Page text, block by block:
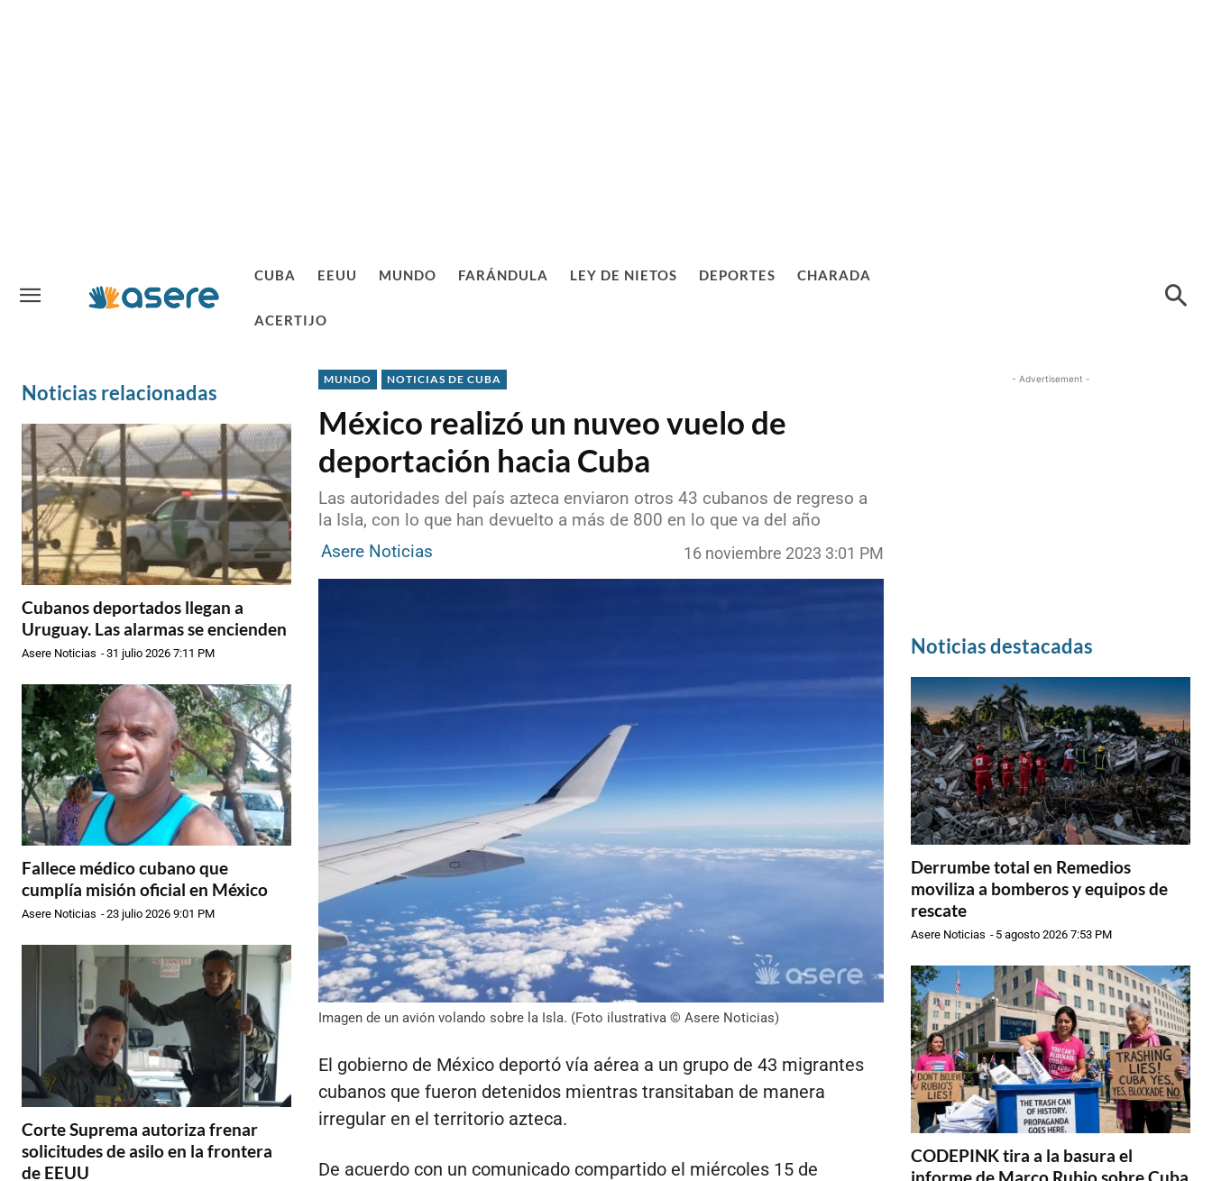
CUBA EEUU MUNDO FARÁNDULA LEY DE NIETOS DEPORTES CHARADA
ACERTIJO
Noticias relacionadas
Cubanos deportados llegan a
Uruguay. Las alarmas se encienden
Asere Noticias -31 julio 2026 7:11 PM
Fallece médico cubano que
cumplía misión oficial en México
Asere Noticias -23 julio 2026 9:01 PM
Corte Suprema autoriza frenar
solicitudes de asilo en la frontera
de EEUU
MUNDO NOTICIAS DE CUBA
México realizó un nuveo vuelo de
deportación hacia Cuba
Las autoridades del país azteca enviaron otros 43 cubanos de regreso a
la Isla, con lo que han devuelto a más de 800 en lo que va del año
Asere Noticias
16 noviembre 2023 3:01 PM
Imagen de un avión volando sobre la Isla. (Foto ilustrativa © Asere Noticias)
El gobierno de México deportó vía aérea a un grupo de 43 migrantes
cubanos que fueron detenidos mientras transitaban de manera
irregular en el territorio azteca.
De acuerdo con un comunicado compartido el miércoles 15 de
- Advertisement -
Noticias destacadas
Derrumbe total en Remedios
moviliza a bomberos y equipos de
rescate
Asere Noticias - 5 agosto 2026 7:53 PM
CODEPINK tira a la basura el